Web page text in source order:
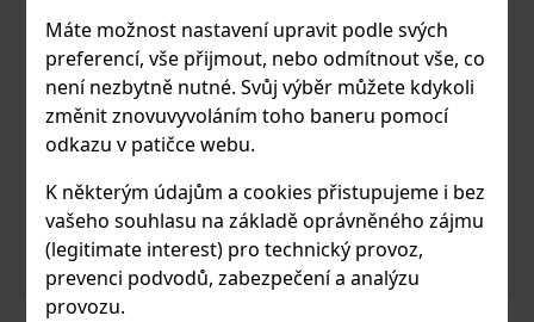
Máte možnost nastavení upravit podle svých
preferencí, vše přijmout, nebo odmítnout vše, co
není nezbytně nutné. Svůj výběr můžete kdykoli
změnit znovuvyvoláním toho baneru pomocí
odkazu v patičce webu.
K některým údajům a cookies přistupujeme i bez
vašeho souhlasu na základě oprávněného zájmu
(legitimate interest) pro technický provoz,
prevenci podvodů, zabezpečení a analýzu
provozu.
Skanzen Rynglovica 0,5l 44%
Skladem 585 Kč
Vložit do košíku